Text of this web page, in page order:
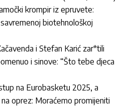
krompir iz epruvete:
biotehnološkoj
i Stefan Karić zar*tili
i sinove: “Što tebe djeca
na Eurobasketu 2025, a
oprez: Moraćemo promijeniti